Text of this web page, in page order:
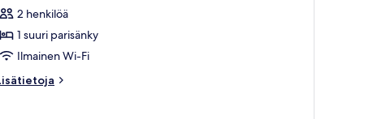
yhden
sänkyä
Junior-
sviitti,
1
2 henkilöä
1 suuri parisänky
Ilmainen Wi-Fi